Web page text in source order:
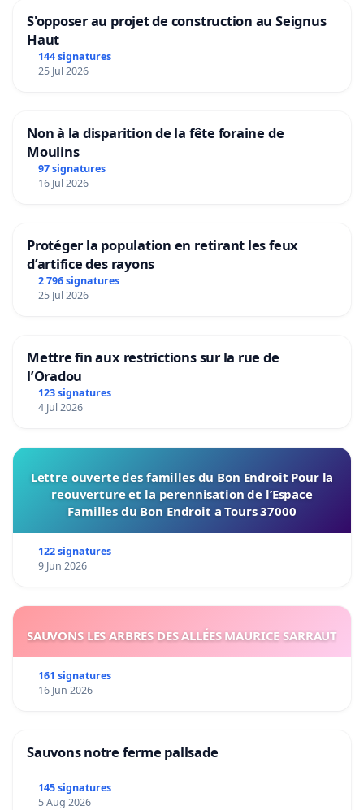
S'opposer au projet de construction au Seignus
Haut
144 signatures
25 Jul 2026
Non à la disparition de la fête foraine de
Moulins
97 signatures
16 Jul 2026
Protéger la population en retirant les feux
d’artifice des rayons
2 796 signatures
25 Jul 2026
Mettre fin aux restrictions sur la rue de
l’Oradou
123 signatures
4 Jul 2026
Lettre ouverte des familles du Bon Endroit Pour la
reouverture et la perennisation de l’Espace
Familles du Bon Endroit a Tours 37000
122 signatures
9 Jun 2026
SAUVONS LES ARBRES DES ALLÉES MAURICE SARRAUT
161 signatures
16 Jun 2026
Sauvons notre ferme pallsade
145 signatures
5 Aug 2026